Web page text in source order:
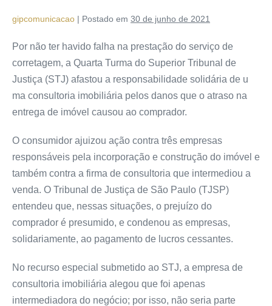
gipcomunicacao | Postado em 30 de junho de 2021
Por não ter havido falha na prestação do serviço de
corretagem, a Quarta Turma do Superior Tribunal de
Justiça (STJ) afastou a responsabilidade solidária de u​
ma consultoria imobiliária pelos danos que o atraso na
entrega de imóvel causou ao comprador.
O consumidor ajuizou ação contra três empresas
responsáveis pela incorporação e construção do imóvel e
também contra a firma de consultoria que intermediou a
venda. O Tribunal de Justiça de São Paulo (TJSP)
entendeu que, nessas situações, o prejuízo do
comprador é presumido, e condenou as empresas,
solidariamente, ao pagamento de lucros cessantes.
No recurso especial submetido ao STJ, a empresa de
consultoria imobiliária alegou que foi apenas
intermediadora do negócio; por isso, não seria parte